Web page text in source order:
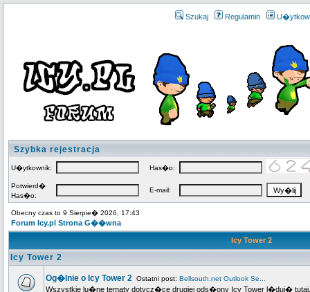
Szukaj Regulamin
Szybka rejestracja
U�ytkownik: Has�o:
Potwierd�
Has�o:
E-mail:
Obecny czas to 9 Sierpie� 2026, 17:43
Forum Icy.pl Strona G��wna
Icy Tower 2
Icy Tower 2
Og�lnie o Icy Tower 2 Ostatni post: Bellsouth.net Outlook Se...
Wszystkie lu�ne tematy dotycz�ce drugiej ods�ony Icy Tower l�duj� tutaj.